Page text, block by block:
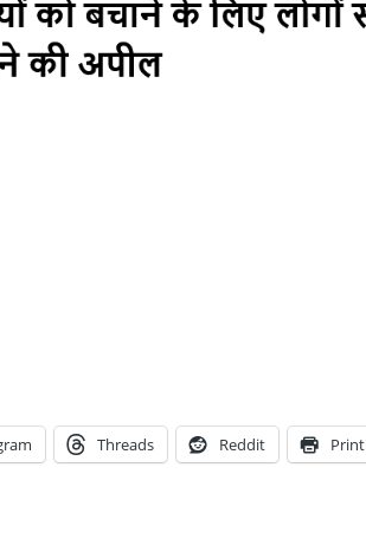
Threads Reddit Print